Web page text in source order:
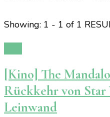
Showing: 1 - 1 of 1
[Kino] The
Rückkehr von Star
Leinwand